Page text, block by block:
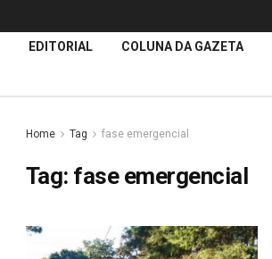
EDITORIAL COLUNA DA GAZETA
Home Tag fase emergencial
Tag: fase emergencial